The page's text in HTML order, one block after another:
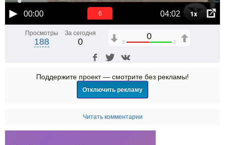
00:00 04:02 1x
6
Просмотры
188
За сегодня
0
0
2 2
Поддержите проект — смотрите без рекламы!
Отключить рекламу
Читать комментарии